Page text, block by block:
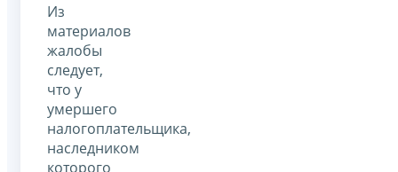
Из
материалов
жалобы
следует,
что у
умершего
налогоплательщика,
наследником
которого